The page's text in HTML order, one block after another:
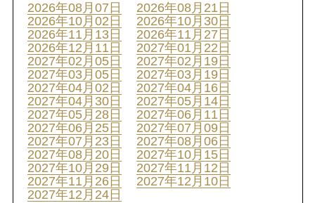
2026年08月07日
2026年08月21日
2026年10月02日
2026年10月30日
2026年11月13日
2026年11月27日
2026年12月11日
2027年01月22日
2027年02月05日
2027年02月19日
2027年03月05日
2027年03月19日
2027年04月02日
2027年04月16日
2027年04月30日
2027年05月14日
2027年05月28日
2027年06月11日
2027年06月25日
2027年07月09日
2027年07月23日
2027年08月06日
2027年08月20日
2027年10月15日
2027年10月29日
2027年11月12日
2027年11月26日
2027年12月10日
2027年12月24日